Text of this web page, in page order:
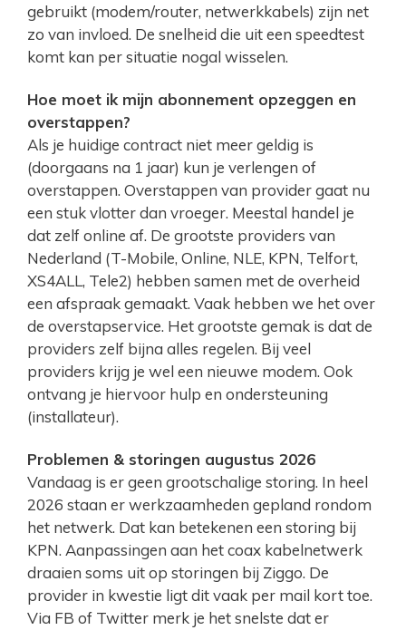
gebruikt (modem/router, netwerkkabels) zijn net
zo van invloed. De snelheid die uit een speedtest
komt kan per situatie nogal wisselen.
Hoe moet ik mijn abonnement opzeggen en
overstappen?
Als je huidige contract niet meer geldig is
(doorgaans na 1 jaar) kun je verlengen of
overstappen. Overstappen van provider gaat nu
een stuk vlotter dan vroeger. Meestal handel je
dat zelf online af. De grootste providers van
Nederland (T-Mobile, Online, NLE, KPN, Telfort,
XS4ALL, Tele2) hebben samen met de overheid
een afspraak gemaakt. Vaak hebben we het over
de overstapservice. Het grootste gemak is dat de
providers zelf bijna alles regelen. Bij veel
providers krijg je wel een nieuwe modem. Ook
ontvang je hiervoor hulp en ondersteuning
(installateur).
Problemen & storingen augustus 2026
Vandaag is er geen grootschalige storing. In heel
2026 staan er werkzaamheden gepland rondom
het netwerk. Dat kan betekenen een storing bij
KPN. Aanpassingen aan het coax kabelnetwerk
draaien soms uit op storingen bij Ziggo. De
provider in kwestie ligt dit vaak per mail kort toe.
Via FB of Twitter merk je het snelste dat er